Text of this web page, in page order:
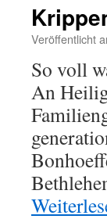
Veröffentlicht
So voll
An